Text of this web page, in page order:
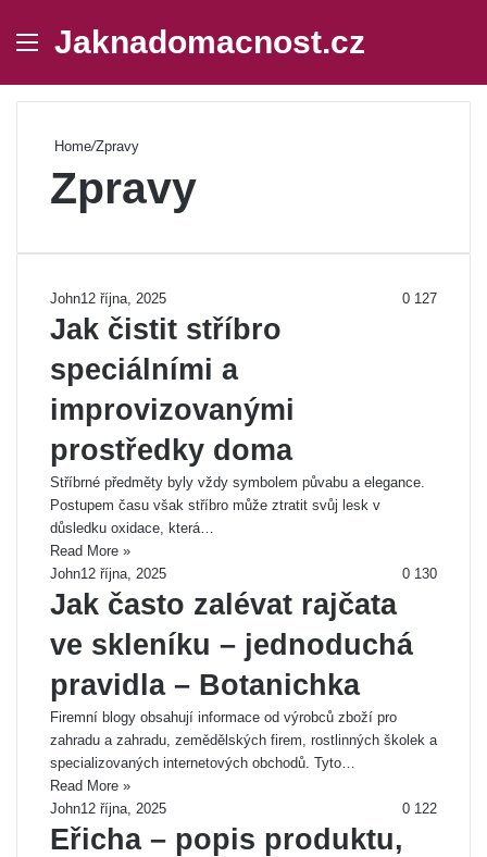
Menu
Jaknadomacnost.cz
Home/Zpravy
Zpravy
John12 října, 2025 0 127
Jak čistit stříbro
speciálními a
improvizovanými
prostředky doma
Stříbrné předměty byly vždy symbolem půvabu a elegance.
Postupem času však stříbro může ztratit svůj lesk v
důsledku oxidace, která…
Read More »
John12 října, 2025 0 130
Jak často zalévat rajčata
ve skleníku – jednoduchá
pravidla – Botanichka
Firemní blogy obsahují informace od výrobců zboží pro
zahradu a zahradu, zemědělských firem, rostlinných školek a
specializovaných internetových obchodů. Tyto…
Read More »
John12 října, 2025 0 122
Eřicha – popis produktu,